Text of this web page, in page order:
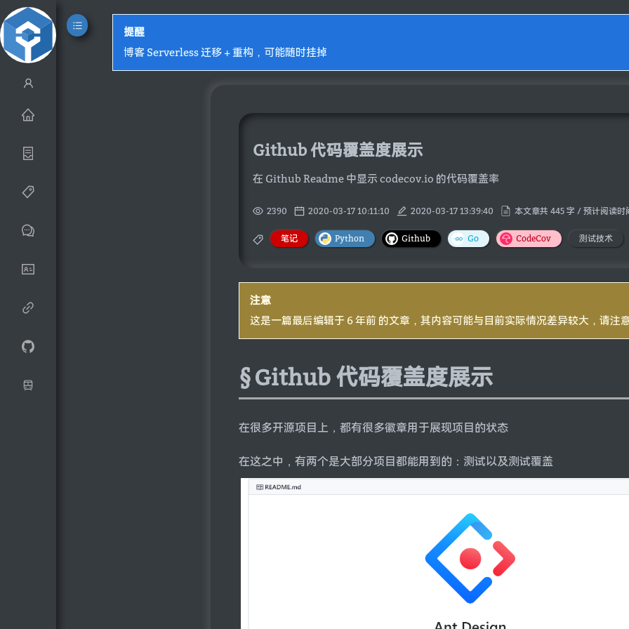
提醒
博客 Serverless 迁移 + 重构，可能随时挂掉
Github 代码覆盖度展示
在 Github Readme 中显示 codecov.io 的代码覆盖率
2390 2020-03-17 10:11:10 2020-03-17 13:39:40 本文章共 445 字 / 预计阅读时
笔记 Python Github Go CodeCov 测试技术
注意
这是一篇最后编辑于 6 年前 的文章，其内容可能与目前实际情况差异较大，请注
Github 代码覆盖度展示
在很多开源项目上，都有很多徽章用于展现项目的状态
在这之中，有两个是大部分项目都能用到的：测试以及测试覆盖